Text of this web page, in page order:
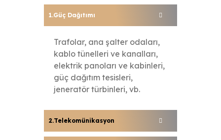
Güç Dağıtımı
Trafolar, ana şalter odaları,
kablo tünelleri ve kanalları,
elektrik panoları ve kabinleri,
güç dağıtım tesisleri,
jeneratör türbinleri, vb.
Telekomünikasyon